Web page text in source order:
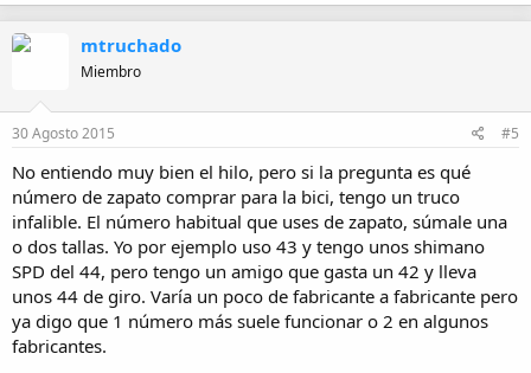
mtruchado
Miembro
30 Agosto 2015 #5
No entiendo muy bien el hilo, pero si la pregunta es qué
número de zapato comprar para la bici, tengo un truco
infalible. El número habitual que uses de zapato, súmale una
o dos tallas. Yo por ejemplo uso 43 y tengo unos shimano
SPD del 44, pero tengo un amigo que gasta un 42 y lleva
unos 44 de giro. Varía un poco de fabricante a fabricante pero
ya digo que 1 número más suele funcionar o 2 en algunos
fabricantes.